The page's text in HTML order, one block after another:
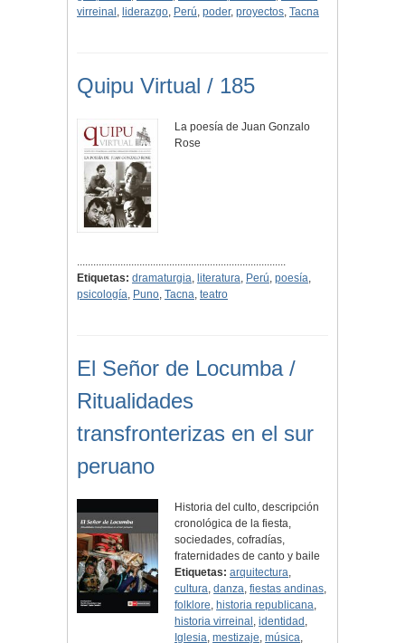
virreinal , liderazgo, Perú, poder, proyectos, Tacna
Quipu Virtual / 185
La poesía de Juan Gonzalo
Rose
.............................................................................
Etiquetas: dramaturgia, literatura, Perú, poesía,
psicología, Puno, Tacna, teatro
El Señor de Locumba /
Ritualidades
transfronterizas en el sur
peruano
Historia del culto, descripción
cronológica de la fiesta,
sociedades, cofradías,
fraternidades de canto y baile
Etiquetas: arquitectura,
cultura,danza,fiestas andinas,
folklore, historia republicana,
historia virreinal ,identidad ,
Iglesia,mestizaje,música,